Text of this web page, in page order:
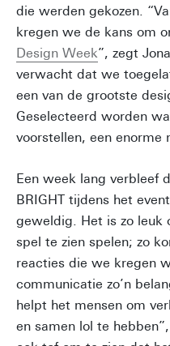
die werden gekozen.
kregen we de kans om
Design Week”, zegt
verwacht dat we
een van de grootste
Geselecteerd worden
voorstellen, een enorme
Een week lang verbleef
BRIGHT tijdens het
geweldig. Het is zo leuk
spel te zien spelen; zo
reacties die we kregen
communicatie zo’n
helpt het mensen om
en samen lol te